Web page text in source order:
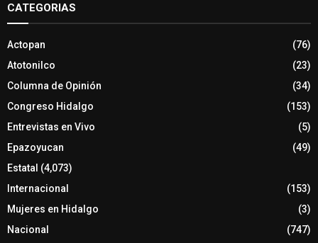
CATEGORIAS
Actopan
(76)
Atotonilco
(23)
Columna de Opinión
(34)
Congreso Hidalgo
(153)
Entrevistas en Vivo
(5)
Epazoyucan
(49)
Estatal (4,073)
Internacional
(153)
Mujeres en Hidalgo
(3)
Nacional
(747)